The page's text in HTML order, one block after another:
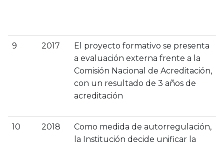
9 2017
El proyecto formativo se presenta
a evaluación externa frente a la
Comisión Nacional de Acreditación,
con un resultado de 3 años de
acreditación
10 2018
Como medida de autorregulación,
la Institución decide unificar la